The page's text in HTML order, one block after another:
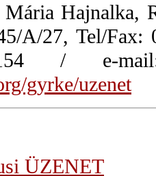
Mária Hajnalka,
A/27, Tel/
/ e-
gyrke/uzenet
ÜZENET